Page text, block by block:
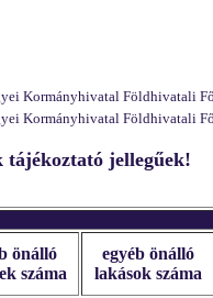
Kormányhivatal Földhivatali
Kormányhivatal Földhivatali
tájékoztató jellegűek!
önálló
száma
egyéb önálló
lakások száma